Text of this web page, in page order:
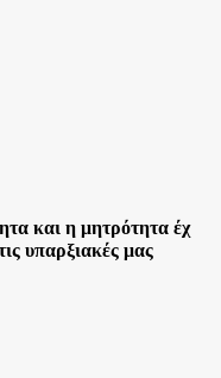
και η μητρότητα έχ​
υπαρξιακές μας